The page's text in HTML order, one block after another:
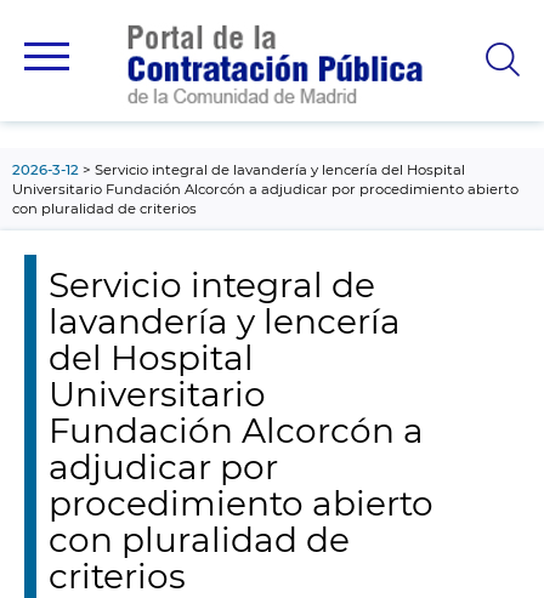
principal
2026-3-12
Servicio integral de lavandería y lencería del Hospital
Universitario Fundación Alcorcón a adjudicar por procedimiento abierto
con pluralidad de criterios
Servicio integral de
lavandería y lencería
del Hospital
Universitario
Fundación Alcorcón a
adjudicar por
procedimiento abierto
con pluralidad de
criterios